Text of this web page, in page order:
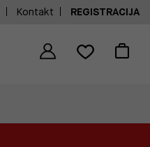
Kontakt REGISTRACIJA